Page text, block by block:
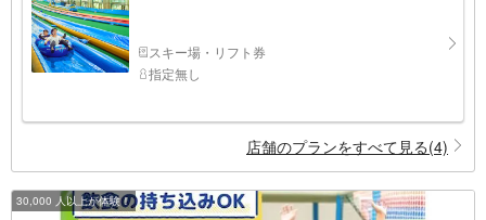
スキー場・リフト券
指定無し
店舗のプランをすべて見る(4)
30,000 人以上が体験！